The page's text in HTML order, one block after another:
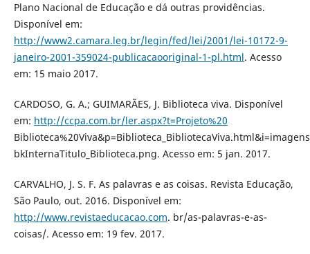
Plano Nacional de Educação e dá outras providências.
Disponível em:
http://www2.camara.leg.br/legin/fed/lei/2001/lei-10172-9-
janeiro-2001-359024-publicacaooriginal-1-pl.html. Acesso
em: 15 maio 2017.
CARDOSO, G. A.; GUIMARÃES, J. Biblioteca viva. Disponível
em: http://ccpa.com.br/ler.aspx?t=Projeto%20
bkInternaTitulo_Biblioteca.png. Acesso em: 5 jan. 2017.
CARVALHO, J. S. F. As palavras e as coisas. Revista Educação,
São Paulo, out. 2016. Disponível em:
http://www.revistaeducacao.com. br/as-palavras-e-as-
coisas/. Acesso em: 19 fev. 2017.